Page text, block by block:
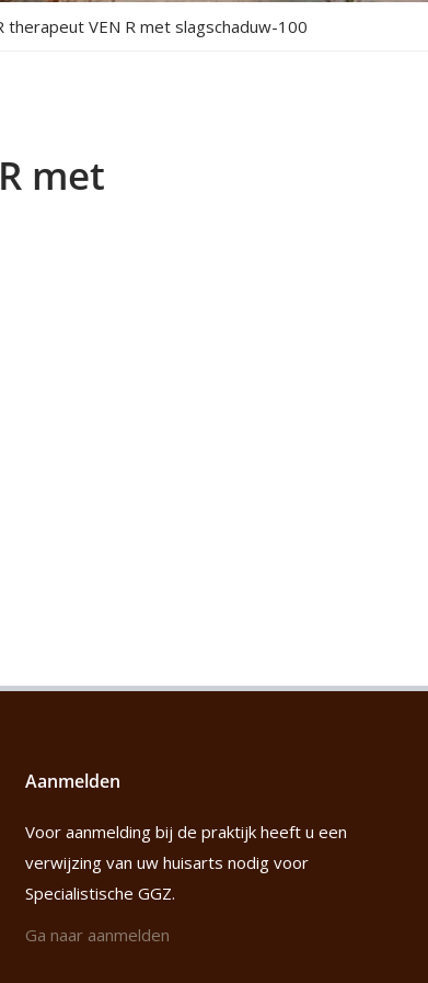
therapeut VEN R met slagschaduw-100
met
Aanmelden
Voor aanmelding bij de praktijk heeft u een
verwijzing van uw huisarts nodig voor
Specialistische GGZ.
Ga naar aanmelden